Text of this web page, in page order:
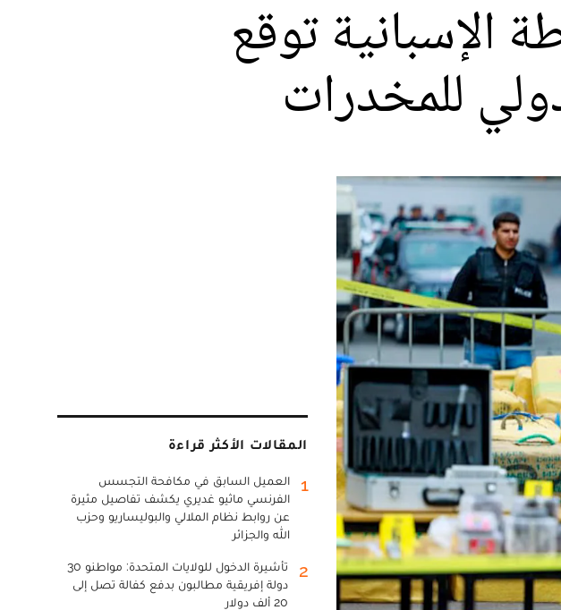
الإسبانية توقع
للمخدرات
المقالات الأكثر قراءة
1
العميل السابق في مكافحة التجسس
الفرنسي ماثيو غديري يكشف تفاصيل مثيرة
عن روابط نظام الملالي والبوليساريو وحزب
الله والجزائر
2
تأشيرة الدخول للولايات المتحدة: مواطنو 30
دولة إفريقية مطالبون بدفع كفالة تصل إلى
20 ألف دولار